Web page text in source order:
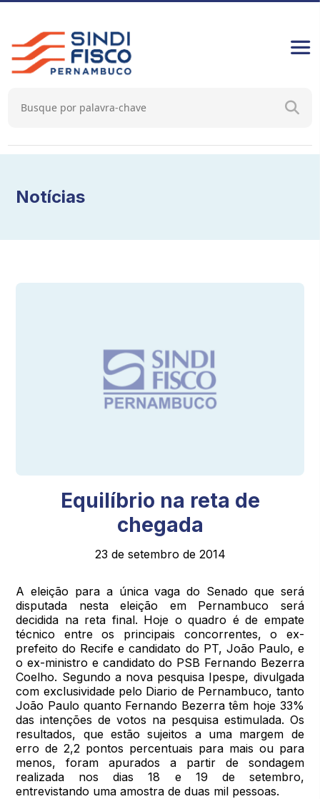
Notícias
Equilíbrio na reta de
chegada
23 de setembro de 2014
A eleição para a única vaga do Senado que será
disputada nesta eleição em Pernambuco será
decidida na reta final. Hoje o quadro é de empate
técnico entre os principais concorrentes, o ex-
prefeito do Recife e candidato do PT, João Paulo, e
o ex-ministro e candidato do PSB Fernando Bezerra
Coelho. Segundo a nova pesquisa Ipespe, divulgada
com exclusividade pelo Diario de Pernambuco, tanto
João Paulo quanto Fernando Bezerra têm hoje 33%
das intenções de votos na pesquisa estimulada. Os
resultados, que estão sujeitos a uma margem de
erro de 2,2 pontos percentuais para mais ou para
menos, foram apurados a partir de sondagem
realizada nos dias 18 e 19 de setembro,
entrevistando uma amostra de duas mil pessoas.